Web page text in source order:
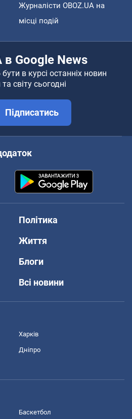
Журналісти OBOZ.UA на
місці подій
в Google News
в курсі останніх новин
світу сьогодні
Підписатись
Політика
Життя
Блоги
Всі новини
Харків
Дніпро
Баскетбол